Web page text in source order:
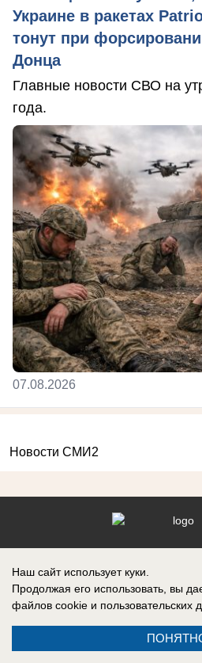
Украине в ракетах
тонут при
Донца
Главные новости СВО на
года.
07.08.2026
Новости СМИ2
Регистрационный номер №: ЭЛ №
Наш сайт использует куки.
Продолжая его использовать, вы
файлов cookie и пользовательских